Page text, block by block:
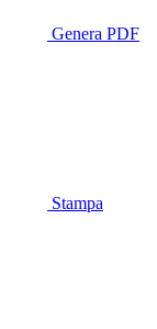
Genera PDF
Stampa